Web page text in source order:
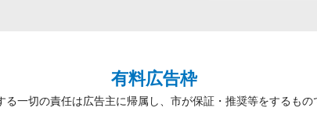
有料広告枠
る一切の責任は広告主に帰属し、市が保証・推奨等をするもの